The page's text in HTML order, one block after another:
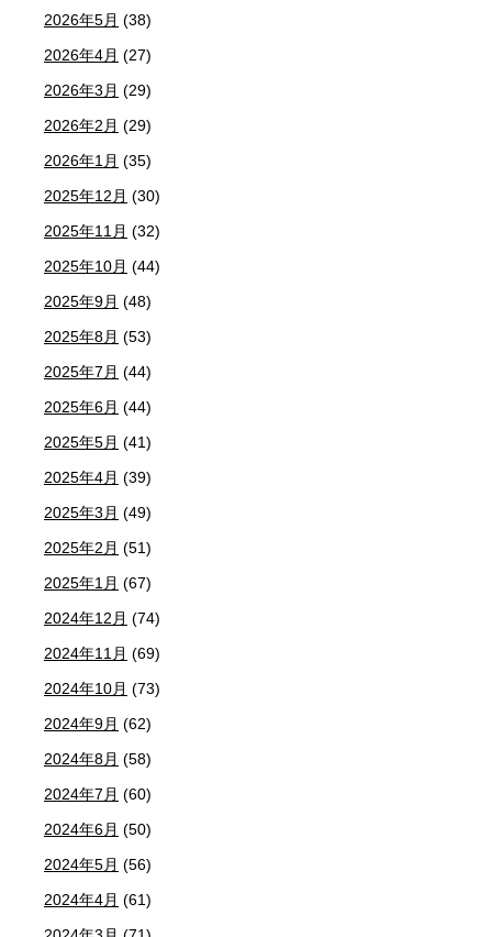
2026年5月 (38)
2026年4月 (27)
2026年3月 (29)
2026年2月 (29)
2026年1月 (35)
2025年12月 (30)
2025年11月 (32)
2025年10月 (44)
2025年9月 (48)
2025年8月 (53)
2025年7月 (44)
2025年6月 (44)
2025年5月 (41)
2025年4月 (39)
2025年3月 (49)
2025年2月 (51)
2025年1月 (67)
2024年12月 (74)
2024年11月 (69)
2024年10月 (73)
2024年9月 (62)
2024年8月 (58)
2024年7月 (60)
2024年6月 (50)
2024年5月 (56)
2024年4月 (61)